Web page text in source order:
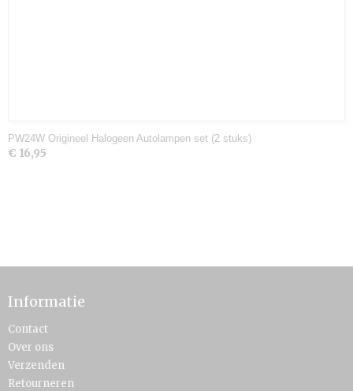
PW24W Origineel Halogeen Autolampen set (2 stuks)
€ 16,95
Informatie
Contact
Over ons
Verzenden
Retourneren